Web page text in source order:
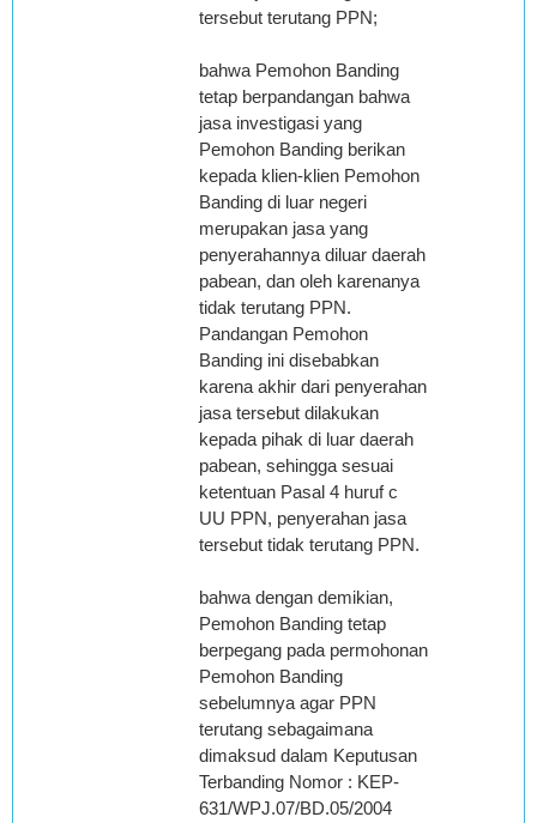
tersebut terutang PPN;
bahwa Pemohon Banding
tetap berpandangan bahwa
jasa investigasi yang
Pemohon Banding berikan
kepada klien-klien Pemohon
Banding di luar negeri
merupakan jasa yang
penyerahannya diluar daerah
pabean, dan oleh karenanya
tidak terutang PPN.
Pandangan Pemohon
Banding ini disebabkan
karena akhir dari penyerahan
jasa tersebut dilakukan
kepada pihak di luar daerah
pabean, sehingga sesuai
ketentuan Pasal 4 huruf c
UU PPN, penyerahan jasa
tersebut tidak terutang PPN.
bahwa dengan demikian,
Pemohon Banding tetap
berpegang pada permohonan
Pemohon Banding
sebelumnya agar PPN
terutang sebagaimana
dimaksud dalam Keputusan
Terbanding Nomor : KEP-
631/WPJ.07/BD.05/2004